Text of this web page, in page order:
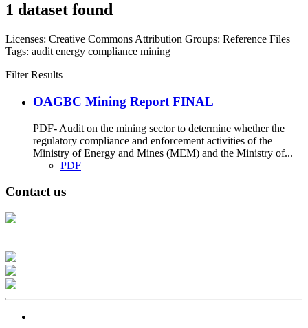
1 dataset found
Licenses: Creative Commons Attribution Groups: Reference Files
Tags: audit energy compliance mining
Filter Results
OAGBC Mining Report FINAL
PDF- Audit on the mining sector to determine whether the
regulatory compliance and enforcement activities of the
Ministry of Energy and Mines (MEM) and the Ministry of...
PDF
Contact us